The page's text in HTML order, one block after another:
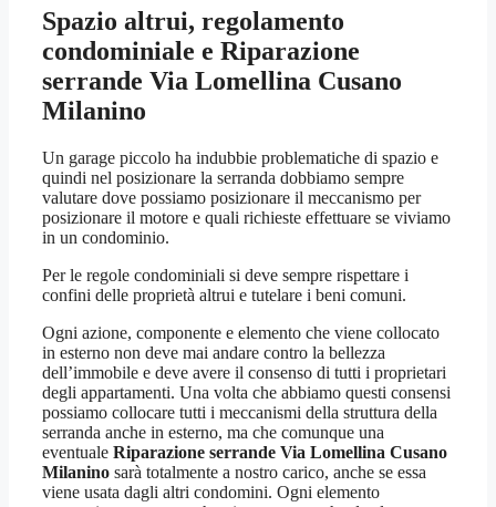
Spazio altrui, regolamento
condominiale e Riparazione
serrande Via Lomellina Cusano
Milanino
Un garage piccolo ha indubbie problematiche di spazio e
quindi nel posizionare la serranda dobbiamo sempre
valutare dove possiamo posizionare il meccanismo per
posizionare il motore e quali richieste effettuare se viviamo
in un condominio.
Per le regole condominiali si deve sempre rispettare i
confini delle proprietà altrui e tutelare i beni comuni.
Ogni azione, componente e elemento che viene collocato
in esterno non deve mai andare contro la bellezza
dell’immobile e deve avere il consenso di tutti i proprietari
degli appartamenti. Una volta che abbiamo questi consensi
possiamo collocare tutti i meccanismi della struttura della
serranda anche in esterno, ma che comunque una
eventuale Riparazione serrande Via Lomellina Cusano
Milanino sarà totalmente a nostro carico, anche se essa
viene usata dagli altri condomini. Ogni elemento